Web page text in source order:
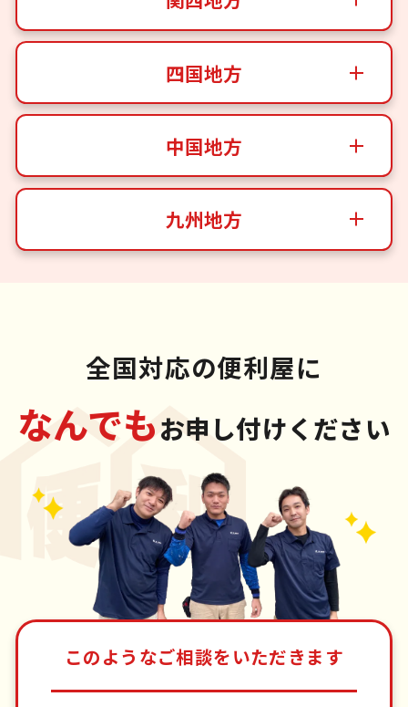
四国地方
中国地方
九州地方
全国対応の便利屋に
なんでもお申し付けください
このようなご相談をいただきます